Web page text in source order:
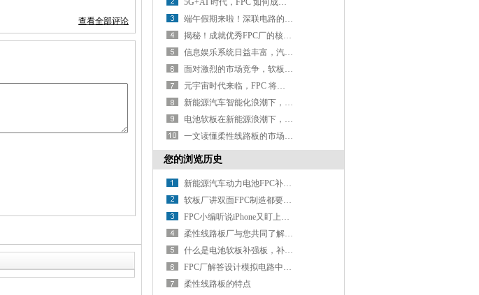
查看全部评论
5G+AI 时代，FPC 如何成为设备性能的 “助推器”？
端午假期来啦！深联电路的放假安排请查收~
揭秘！成就优秀FPC厂的核心要素有哪些？
信息娱乐系统日益丰富，汽车软板如何优化以承载更多信号传输任务？
面对激烈的市场竞争，软板厂怎样突出重围打造核心优势？
元宇宙时代来临，FPC 将迎来哪些颠覆性变革？
新能源汽车智能化浪潮下，电池 FPC 如何迈向更高集成与智能化？
电池软板在新能源浪潮下，如何开启应用新征程？
一文读懂柔性线路板的市场环境
您的浏览历史
新能源汽车动力电池FPC补强的解决方案
软板厂讲双面FPC制造都要经过哪些流程？
FPC小编听说iPhone又盯上无线充电了
柔性线路板厂与您共同了解好冰箱应该具备的特性
什么是电池软板补强板，补强有什么用途？
FPC厂解答设计模拟电路中常见问题
柔性线路板的特点